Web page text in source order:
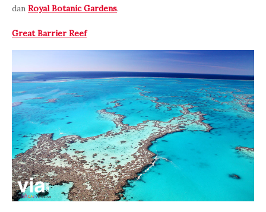
dan Royal Botanic Gardens.
Great Barrier Reef